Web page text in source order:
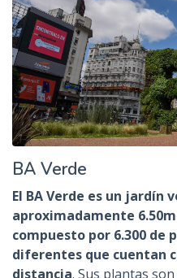
BA Verde
El BA Verde es un jardín
aproximadamente
compuesto por 6.300 de
diferentes que cuentan
distancia. Sus plantas